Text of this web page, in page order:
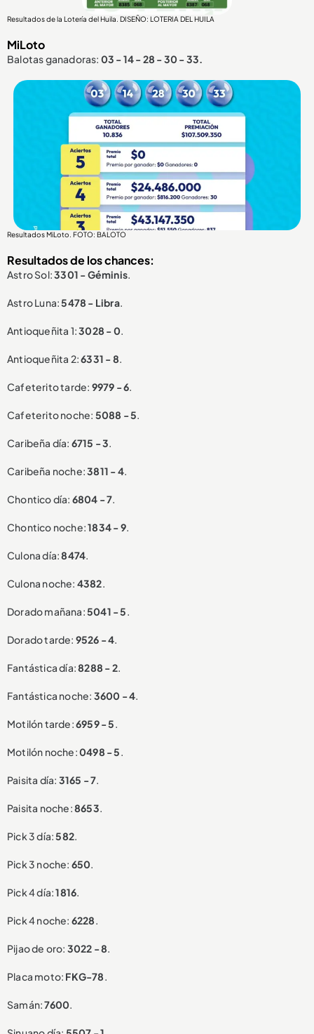
Resultados de la Lotería del Huila. DISEÑO: LOTERIA DEL HUILA
MiLoto
Balotas ganadoras: 03 - 14 - 28 - 30 - 33.
Resultados MiLoto. FOTO: BALOTO
Resultados de los chances:
Astro Sol:3301 - Géminis.
Astro Luna:5478 - Libra.
Antioqueñita 1:3028 - 0.
Antioqueñita 2:6331 - 8.
Cafeterito tarde: 9979 - 6.
Cafeterito noche: 5088 - 5.
Caribeña día: 6715 - 3.
Caribeña noche:3811 - 4.
Chontico día: 6804 - 7.
Chontico noche:1834 - 9.
Culona día:8474.
Culona noche: 4382.
Dorado mañana:5041 - 5.
Dorado tarde: 9526 - 4.
Fantástica día:8288 - 2.
Fantástica noche: 3600 - 4.
Motilón tarde:6959 - 5.
Motilón noche:0498 - 5.
Paisita día: 3165 - 7.
Paisita noche:8653.
Pick 3 día:582.
Pick 3 noche: 650.
Pick 4 día:1816.
Pick 4 noche: 6228.
Pijao de oro: 3022 - 8.
Placa moto: FKG-78.
Samán:7600.